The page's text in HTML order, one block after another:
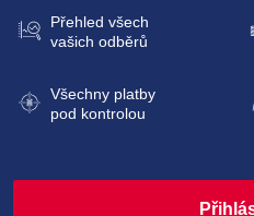
Přehled všech
vašich odběrů
Všechny platby
pod kontrolou